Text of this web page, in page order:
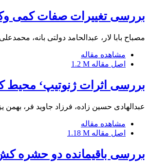
بررسی تغییرات صفات کمی
مصباح بابا لار، عبدالحامد دولتی بانه،
مشاهده مقاله
اصل مقاله 1.2 M
بررسی اثرات ژنوتیپ‘ محیط
عبدالهادی حسین زاده، فرزاد جاوید فر،
مشاهده مقاله
اصل مقاله 1.18 M
بررسی باقیمانده دو حشره